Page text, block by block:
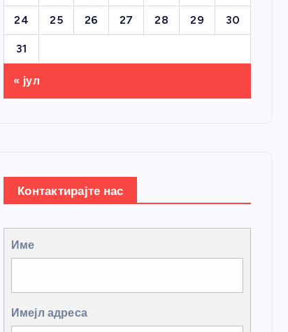
24 25 26 27 28 29 30
31
« јул
Контактирајте нас
Име
Имејл адреса